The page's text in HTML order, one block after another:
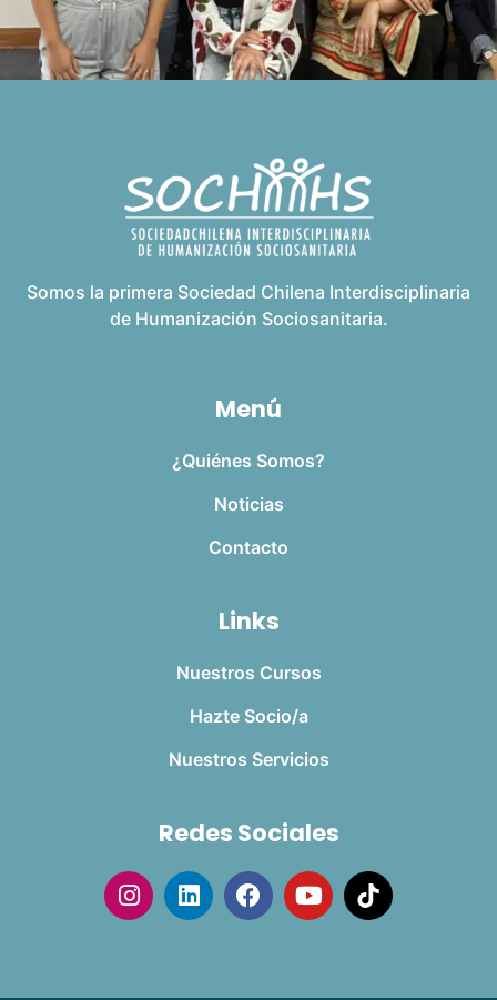
Somos la primera Sociedad Chilena Interdisciplinaria
de Humanización Sociosanitaria.
Menú
¿Quiénes Somos?
Noticias
Contacto
Links
Nuestros Cursos
Hazte Socio/a
Nuestros Servicios
Redes Sociales